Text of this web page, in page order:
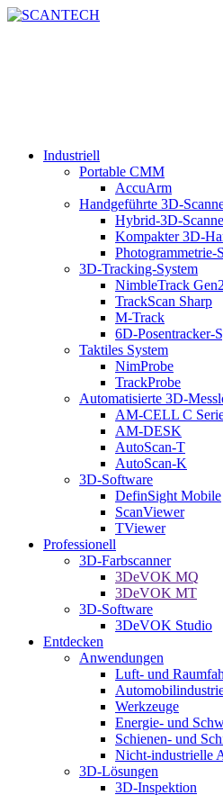
Industriell
Portable CMM
AccuArm
Handgeführte 3D-
Hybrid-3D-
Kompakter 3D-
Photogrammetrie-
3D-Tracking-System
NimbleTrack Gen2
TrackScan Sharp
M-Track
6D-Posentracker-
Taktiles System
NimProbe
TrackProbe
Automatisierte 3D-
AM-CELL C
AM-DESK
AutoScan-T
AutoScan-K
3D-Software
DefinSight Mobile
ScanViewer
TViewer
Professionell
3D-Farbscanner
3DeVOK MQ
3DeVOK MT
3D-Software
3DeVOK Studio
Entdecken
Anwendungen
Luft- und
Werkzeuge
Energie- und
Schienen- und
Nicht-industrielle
3D-Lösungen
3D-Inspektion